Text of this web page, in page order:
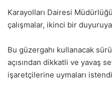
Karayolları Dairesi
çalışmalar, ikinci bir
Bu güzergahı kullanacak
açısından dikkatli ve yavaş
işaretçilerine uymaları